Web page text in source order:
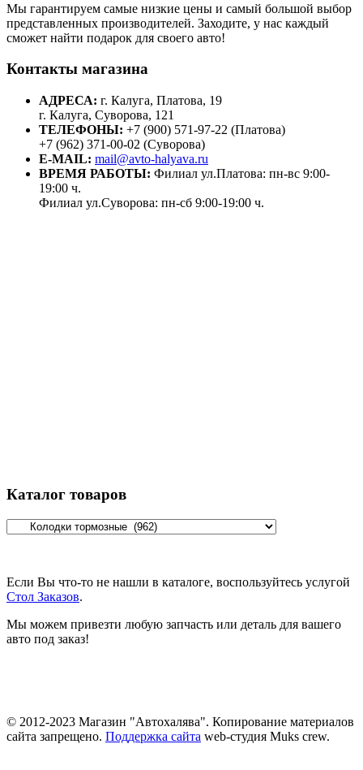
Мы гарантируем самые низкие цены и самый большой выбор
представленных производителей. Заходите, у нас каждый
сможет найти подарок для своего авто!
Контакты магазина
АДРЕСА: г. Калуга, Платова, 19
г. Калуга, Суворова, 121
ТЕЛЕФОНЫ: +7 (900) 571-97-22 (Платова)
+7 (962) 371-00-02 (Суворова)
E-MAIL: mail@avto-halyava.ru
ВРЕМЯ РАБОТЫ: Филиал ул.Платова: пн-вс 9:00-
19:00 ч.
Филиал ул.Суворова: пн-сб 9:00-19:00 ч.
Каталог товаров
Если Вы что-то не нашли в каталоге, воспользуйтесь услугой
Стол Заказов.
Мы можем привезти любую запчасть или деталь для вашего
авто под заказ!
© 2012-2023 Магазин "Автохалява". Копирование материалов
сайта запрещено. Поддержка сайта web-студия Muks crew.